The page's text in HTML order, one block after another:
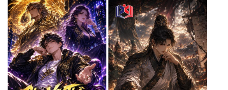
Đô Thị
Đông Phương
Đông Phương Huyền Huyễn
Đồng Nhân